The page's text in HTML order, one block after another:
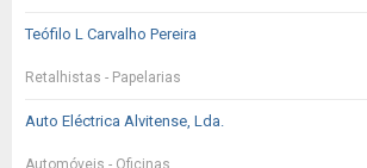
Teófilo L Carvalho Pereira
Retalhistas - Papelarias
Auto Eléctrica Alvitense, Lda.
Automóveis - Oficinas